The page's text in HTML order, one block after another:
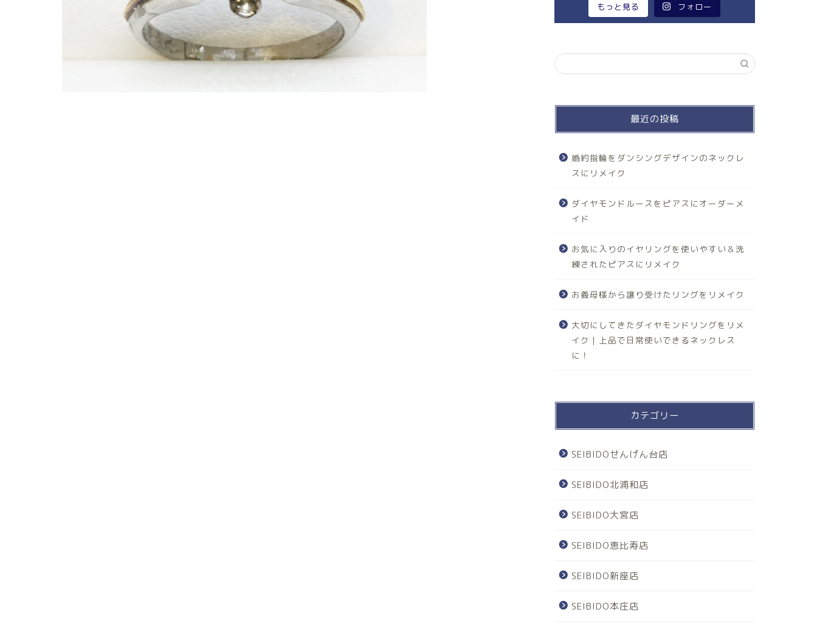
もっと見る フォロー
最近の投稿
婚約指輪をダンシングデザインのネックレ
スにリメイク
ダイヤモンドルースをピアスにオーダーメ
イド
お気に入りのイヤリングを使いやすい＆洗
練されたピアスにリメイク
お義母様から譲り受けたリングをリメイク
大切にしてきたダイヤモンドリングをリメ
イク｜上品で日常使いできるネックレス
に！
カテゴリー
SEIBIDOせんげん台店
SEIBIDO北浦和店
SEIBIDO大宮店
SEIBIDO恵比寿店
SEIBIDO新座店
SEIBIDO本庄店